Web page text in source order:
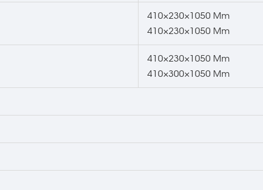
410×230×1050 Mm
410×230×1050 Mm
410×230×1050 Mm
410×300×1050 Mm